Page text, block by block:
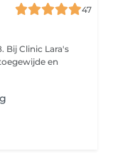
47
Bij Clinic Lara's
en